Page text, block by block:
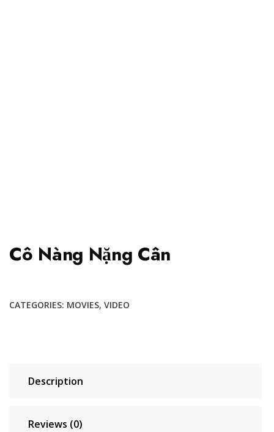
Cô Nàng Nặng Cân
CATEGORIES: MOVIES, VIDEO
Description
Reviews (0)